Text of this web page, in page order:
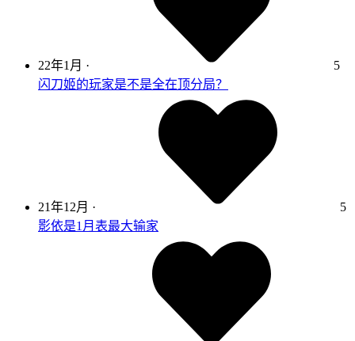
22年1月 ·
5
闪刀姬的玩家是不是全在顶分局？
21年12月 ·
5
影依是1月表最大输家